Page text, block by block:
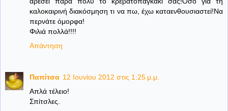
καλοκαιρινή διακόσμηση τι να πω, έχω καταενθουσιαστεί!Να
περνάτε όμορφα!
Φιλιά πολλά!!!!
Απάντηση
Παπίτσα 12 Ιουνίου 2012 στις 1:25 μ.μ.
Απλά τέλειο!
Σπίτσλες.